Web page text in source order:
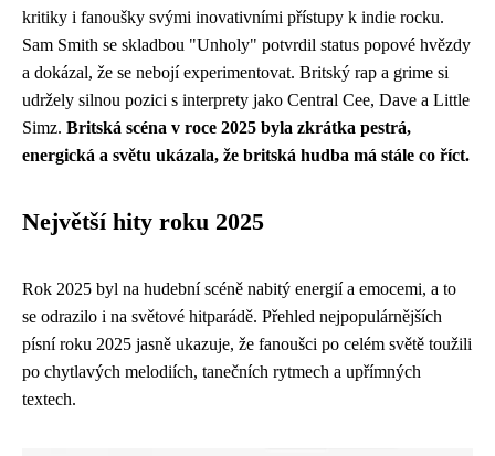
kritiky i fanoušky svými inovativními přístupy k indie rocku.
Sam Smith se skladbou "Unholy" potvrdil status popové hvězdy
a dokázal, že se nebojí experimentovat. Britský rap a grime si
udržely silnou pozici s interprety jako Central Cee, Dave a Little
Simz. Britská scéna v roce 2025 byla zkrátka pestrá,
energická a světu ukázala, že britská hudba má stále co říct.
Největší hity roku 2025
Rok 2025 byl na hudební scéně nabitý energií a emocemi, a to
se odrazilo i na světové hitparádě. Přehled nejpopulárnějších
písní roku 2025 jasně ukazuje, že fanoušci po celém světě toužili
po chytlavých melodiích, tanečních rytmech a upřímných
textech.